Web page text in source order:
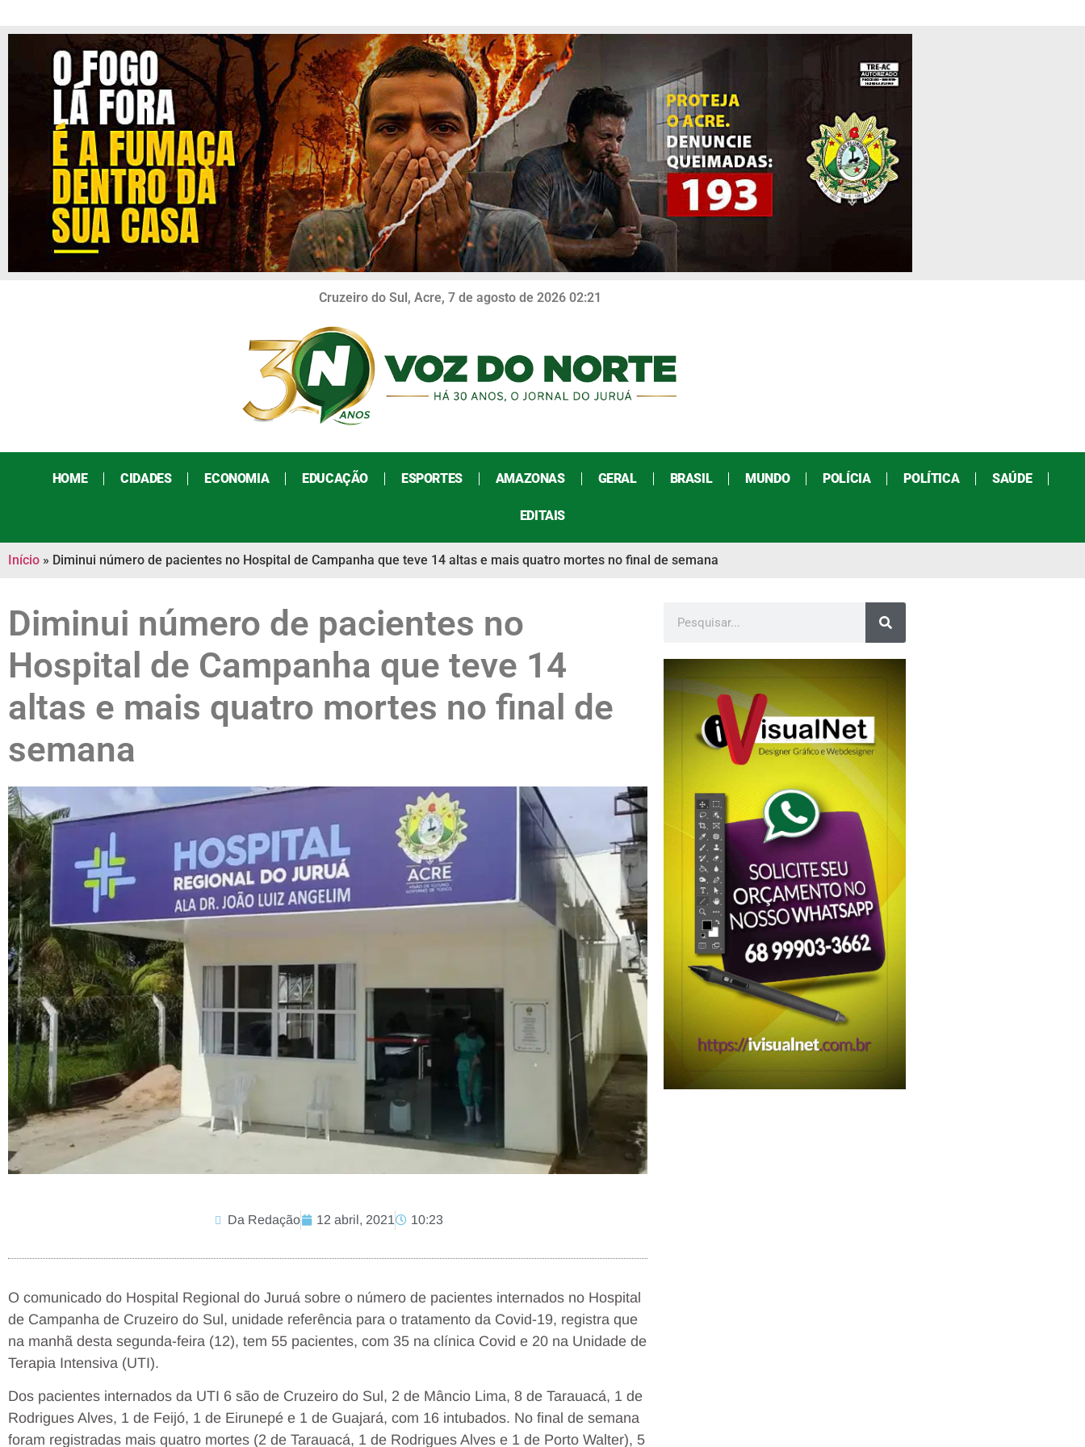
Cruzeiro do Sul, Acre, 7 de agosto de 2026 02:21
HOME CIDADES ECONOMIA EDUCAÇÃO ESPORTES AMAZONAS GERAL BRASIL MUNDO POLÍCIA POLÍTICA SAÚDE
EDITAIS
Início » Diminui número de pacientes no Hospital de Campanha que teve 14 altas e mais quatro mortes no final de semana
Diminui número de pacientes no
Hospital de Campanha que teve 14
altas e mais quatro mortes no final de
semana
Da Redação 12 abril, 2021 10:23
O comunicado do Hospital Regional do Juruá sobre o número de pacientes internados no Hospital
de Campanha de Cruzeiro do Sul, unidade referência para o tratamento da Covid-19, registra que
na manhã desta segunda-feira (12), tem 55 pacientes, com 35 na clínica Covid e 20 na Unidade de
Terapia Intensiva (UTI).
Dos pacientes internados da UTI 6 são de Cruzeiro do Sul, 2 de Mâncio Lima, 8 de Tarauacá, 1 de
Rodrigues Alves, 1 de Feijó, 1 de Eirunepé e 1 de Guajará, com 16 intubados. No final de semana
foram registradas mais quatro mortes (2 de Tarauacá, 1 de Rodrigues Alves e 1 de Porto Walter), 5